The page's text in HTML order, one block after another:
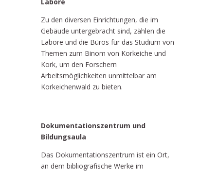
Zu den diversen Einrichtungen, die im
Gebäude untergebracht sind, zählen die
Labore und die Büros für das Studium von
Themen zum Binom von Korkeiche und
Kork, um den Forschern
Arbeitsmöglichkeiten unmittelbar am
Korkeichenwald zu bieten.
Dokumentationszentrum und
Bildungsaula
Das Dokumentationszentrum ist ein Ort,
an dem bibliografische Werke im